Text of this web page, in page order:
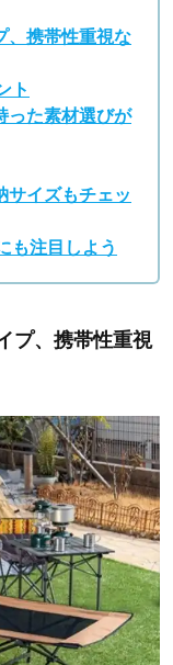
、携帯性重視な
ト
った素材選びが
サイズもチェッ
も注目しよう
プ、携帯性重視